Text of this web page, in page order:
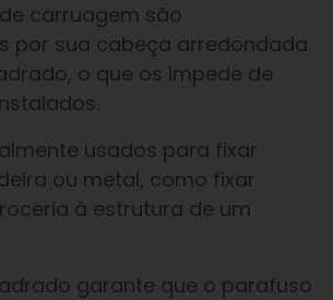
carruagem são
por sua cabeça arredondada
o que os impede de
usados para fixar
ou metal, como fixar
à estrutura de um
garante que o parafuso